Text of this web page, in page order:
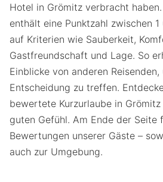
Hotel in Grömitz verbracht
enthält eine Punktzahl zwischen
auf Kriterien wie Sauberkeit,
Gastfreundschaft und Lage. So
Einblicke von anderen
Entscheidung zu treffen.
bewertete Kurzurlaube in
guten Gefühl. Am Ende der Seite
Bewertungen unserer Gäste –
auch zur Umgebung.